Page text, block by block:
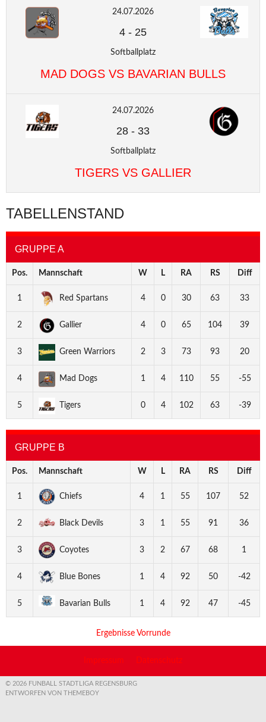
24.07.2026
4 - 25
Softballplatz
MAD DOGS VS BAVARIAN BULLS
24.07.2026
28 - 33
Softballplatz
TIGERS VS GALLIER
TABELLENSTAND
GRUPPE A
Pos. Mannschaft W L RA RS Diff
1 Red Spartans 4 0 30 63 33
2 Gallier 4 0 65 104 39
3 Green Warriors 2 3 73 93 20
4 Mad Dogs 1 4 110 55 -55
5 Tigers 0 4 102 63 -39
GRUPPE B
Pos. Mannschaft W L RA RS Diff
1 Chiefs 4 1 55 107 52
2 Black Devils 3 1 55 91 36
3 Coyotes 3 2 67 68 1
4 Blue Bones 1 4 92 50 -42
5 Bavarian Bulls 1 4 92 47 -45
Ergebnisse Vorrunde
Impressum Datenschutz
© 2026 FUNBALL STADTLIGA REGENSBURG
ENTWORFEN VON THEMEBOY